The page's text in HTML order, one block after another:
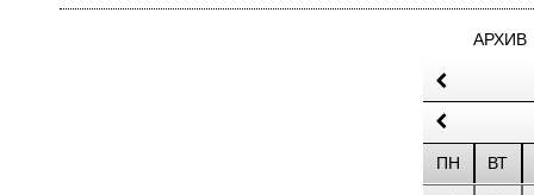
АРХИВ
ПН ВТ